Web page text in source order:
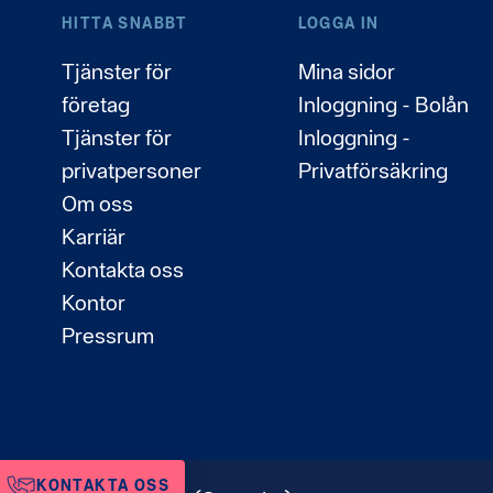
KONTAKTA OSS
HITTA SNABBT
Tjänster för
företag
Tjänster för
privatpersoner
Om oss
Karriär
Kontakta oss
Kontor
Pressrum
LOGGA IN
Mina sidor
Inloggning - Bolån
Inloggning -
Privatförsäkring